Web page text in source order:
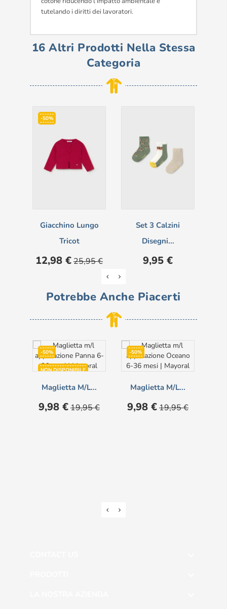
tutelando i diritti dei lavoratori.
16 Altri Prodotti Nella Stessa
Categoria
-50%
Giacchino Lungo
Tricot
Prezzo
12,98 € Prezzo
base
25,95 €
Set 3 Calzini
Disegni...
Prezzo
9,95 €
Potrebbe Anche Piacerti
-50%
NON DISPONIBILE
Maglietta M/l...
Prezzo
9,98 € Prezzo
base
19,95 €
-50%
Maglietta M/l...
Prezzo
9,98 € Prezzo
base
19,95 €